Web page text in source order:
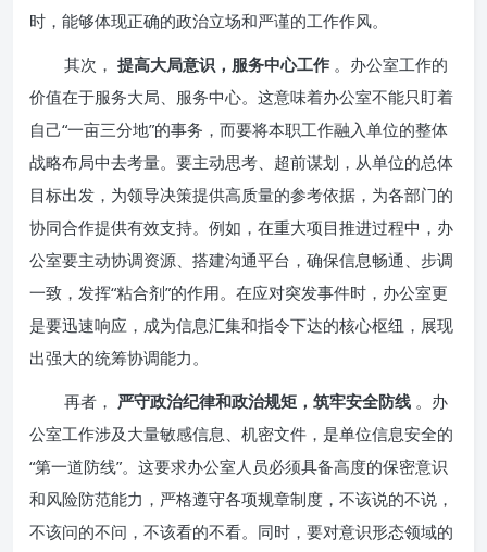
时，能够体现正确的政治立场和严谨的工作作风。
其次， 提高大局意识，服务中心工作 。办公室工作的
价值在于服务大局、服务中心。这意味着办公室不能只盯着
自己“一亩三分地”的事务，而要将本职工作融入单位的整体
战略布局中去考量。要主动思考、超前谋划，从单位的总体
目标出发，为领导决策提供高质量的参考依据，为各部门的
协同合作提供有效支持。例如，在重大项目推进过程中，办
公室要主动协调资源、搭建沟通平台，确保信息畅通、步调
一致，发挥“粘合剂”的作用。在应对突发事件时，办公室更
是要迅速响应，成为信息汇集和指令下达的核心枢纽，展现
出强大的统筹协调能力。
再者， 严守政治纪律和政治规矩，筑牢安全防线 。办
公室工作涉及大量敏感信息、机密文件，是单位信息安全的
“第一道防线”。这要求办公室人员必须具备高度的保密意识
和风险防范能力，严格遵守各项规章制度，不该说的不说，
不该问的不问，不该看的不看。同时，要对意识形态领域的